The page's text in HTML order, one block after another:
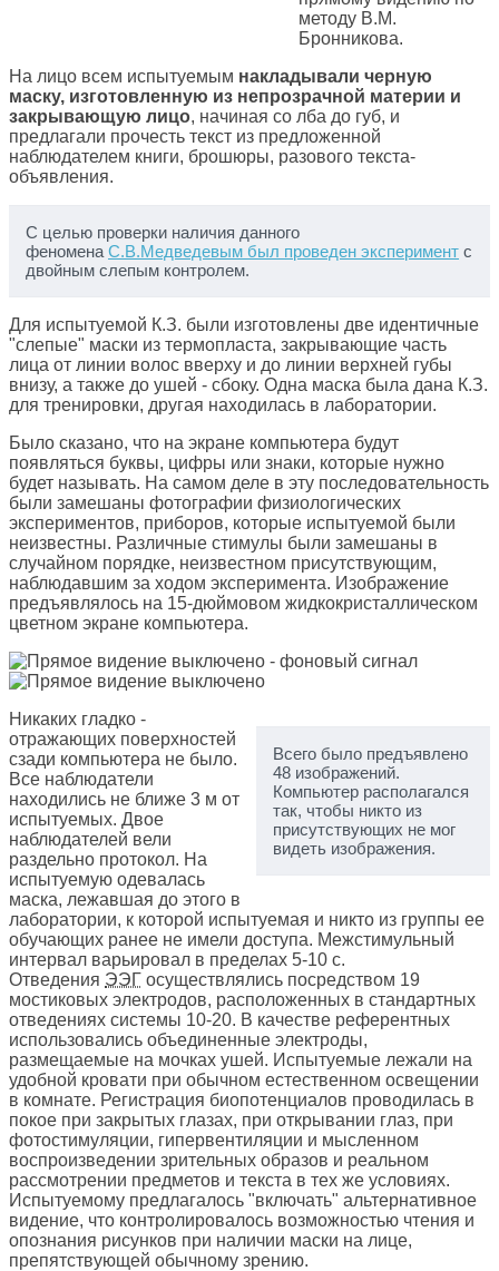
методу В.М.
Бронникова.
На лицо всем испытуемым накладывали черную
маску, изготовленную из непрозрачной материи и
закрывающую лицо, начиная со лба до губ, и
предлагали прочесть текст из предложенной
наблюдателем книги, брошюры, разового текста-
объявления.
С целью проверки наличия данного
феномена С.В.Медведевым был проведен эксперимент с
двойным слепым контролем.
Для испытуемой К.З. были изготовлены две идентичные
"слепые" маски из термопласта, закрывающие часть
лица от линии волос вверху и до линии верхней губы
внизу, а также до ушей - сбоку. Одна маска была дана К.З.
для тренировки, другая находилась в лаборатории.
Было сказано, что на экране компьютера будут
появляться буквы, цифры или знаки, которые нужно
будет называть. На самом деле в эту последовательность
были замешаны фотографии физиологических
экспериментов, приборов, которые испытуемой были
неизвестны. Различные стимулы были замешаны в
случайном порядке, неизвестном присутствующим,
наблюдавшим за ходом эксперимента. Изображение
предъявлялось на 15-дюймовом жидкокристаллическом
цветном экране компьютера.
Всего было предъявлено
48 изображений.
Компьютер располагался
так, чтобы никто из
присутствующих не мог
видеть изображения.
Никаких гладко -
отражающих поверхностей
сзади компьютера не было.
Все наблюдатели
находились не ближе 3 м от
испытуемых. Двое
наблюдателей вели
раздельно протокол. На
испытуемую одевалась
маска, лежавшая до этого в
лаборатории, к которой испытуемая и никто из группы ее
обучающих ранее не имели доступа. Межстимульный
интервал варьировал в пределах 5-10 с.
Отведения ЭЭГ осуществлялись посредством 19
мостиковых электродов, расположенных в стандартных
отведениях системы 10-20. В качестве референтных
использовались объединенные электроды,
размещаемые на мочках ушей. Испытуемые лежали на
удобной кровати при обычном естественном освещении
в комнате. Регистрация биопотенциалов проводилась в
покое при закрытых глазах, при открывании глаз, при
фотостимуляции, гипервентиляции и мысленном
воспроизведении зрительных образов и реальном
рассмотрении предметов и текста в тех же условиях.
Испытуемому предлагалось "включать" альтернативное
видение, что контролировалось возможностью чтения и
опознания рисунков при наличии маски на лице,
препятствующей обычному зрению.